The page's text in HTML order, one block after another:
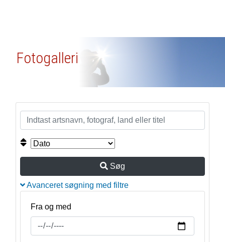
Fotogalleri
Søg
Avanceret søgning med filtre
Fra og med